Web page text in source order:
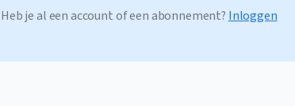
Heb je al een account of een abonnement? Inloggen